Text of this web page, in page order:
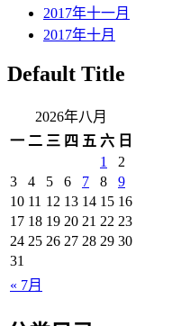
2017年十一月
2017年十月
Default Title
2026年八月
一 二 三 四 五 六 日
« 7月
1
2
3
4 5 6 7 8
9
10 11 12 13 14 15 16
17 18 19 20 21 22 23
24 25 26 27 28 29 30
31